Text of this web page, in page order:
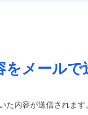
をメールで
た内容が送信されます